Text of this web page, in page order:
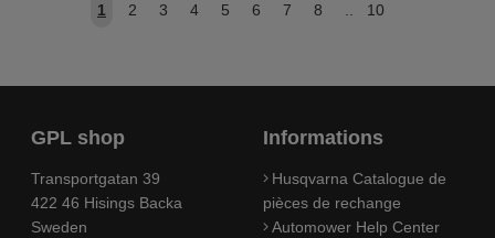
1 2 3 4 5 6 7 8 .. 10
GPL shop
Transportgatan 39
422 46 Hisings Backa
Sweden
Informations
Husqvarna Catalogue de
pièces de rechange
Automower Help Center